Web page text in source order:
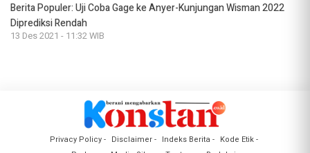
Berita Populer: Uji Coba Gage ke Anyer-Kunjungan Wisman 2022
Diprediksi Rendah
13 Des 2021 - 11:32 WIB
Privacy Policy Disclaimer Indeks Berita
Kode Etik